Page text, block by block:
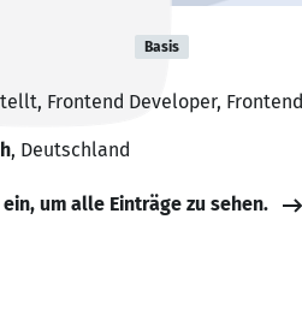
Basis
Frontend Developer,
, Deutschland
ein, um alle Einträge zu sehen.